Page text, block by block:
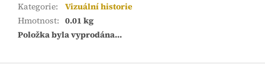
Kategorie:
Vizuální historie
Hmotnost: 0.01 kg
Položka byla vyprodána…
Z